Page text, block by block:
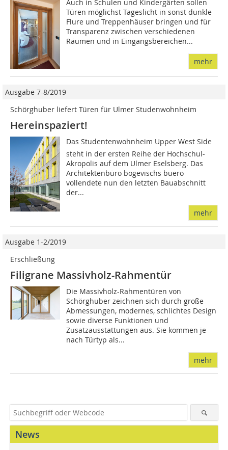
Auch in Schulen und Kindergärten sollen
Türen möglichst Tageslicht in sonst dunkle
Flure und Treppenhäuser bringen und für
Transparenz zwischen verschiedenen
Räumen und in Eingangsbereichen...
mehr
Ausgabe 7-8/2019
Schörghuber liefert Türen für Ulmer Studenwohnheim
Hereinspaziert!
Das Studentenwohnheim Upper West Side
steht in der ersten Reihe der Hochschul-
Akropolis auf dem Ulmer Eselsberg. Das
Architektenbüro bogevischs buero
vollendete nun den letzten Bauabschnitt
der...
mehr
Ausgabe 1-2/2019
Erschließung
Filigrane Massivholz-Rahmentür
Die Massivholz-Rahmentüren von
Schörghuber zeichnen sich durch große
Abmessungen, modernes, schlichtes Design
sowie diverse Funktionen und
Zusatzausstattungen aus. Sie kommen je
nach Türtyp als...
mehr
News